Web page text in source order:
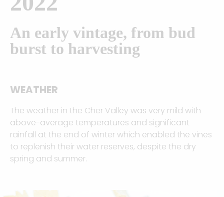
An early vintage, from bud
burst to harvesting
WEATHER
The weather in the Cher Valley was very mild with
above-average temperatures and significant
rainfall at the end of winter which enabled the vines
to replenish their water reserves, despite the dry
spring and summer.